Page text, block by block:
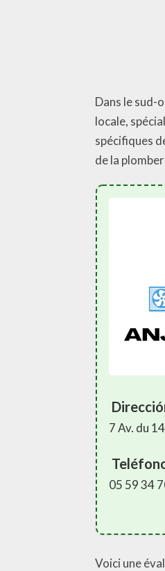
Dans le sud-
locale,
spécifiques
de la
7 Av. du
05 59 34
Voici une